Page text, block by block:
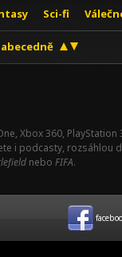
Sci-fi
abecedně
Xbox 360,
i podcasty, rozsáhlou
nebo FIFA.